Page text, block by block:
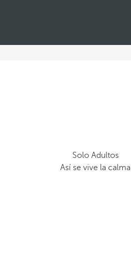
Solo Adultos
Así se vive la calma